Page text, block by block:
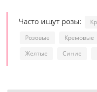
Часто ищут розы:
Розовые
Кремовые
Желтые
Синие